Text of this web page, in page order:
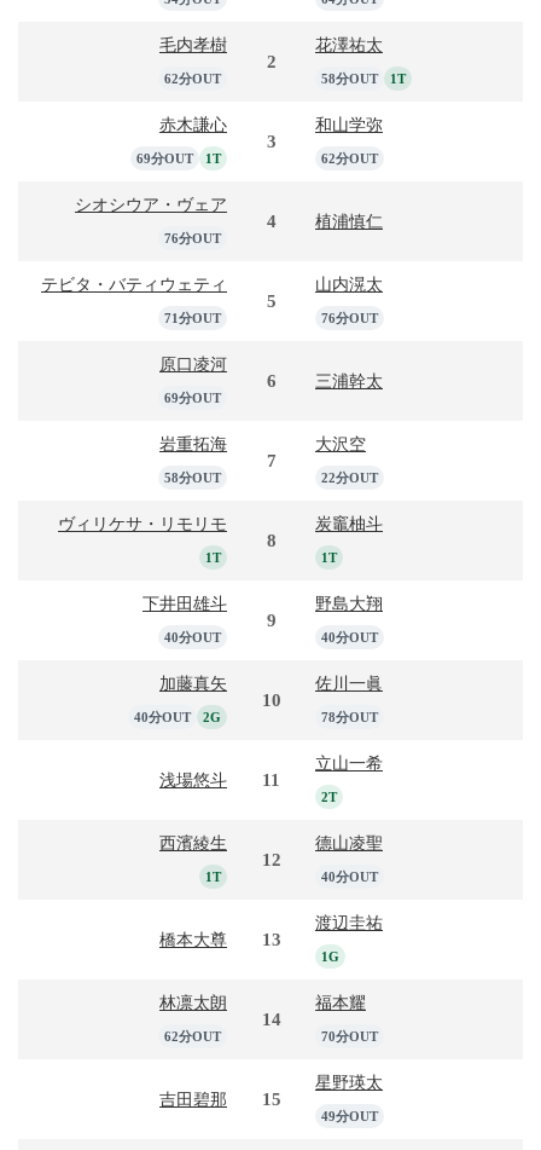
毛内孝樹
62分OUT
2
花澤祐太
58分OUT 1T
赤木謙心
69分OUT 1T
3
和山学弥
62分OUT
シオシウア・ヴェア
76分OUT
4 植浦慎仁
テビタ・バティウェティ
71分OUT
5
山内滉太
76分OUT
原口凌河
69分OUT
6 三浦幹太
岩重拓海
58分OUT
7
大沢空
22分OUT
ヴィリケサ・リモリモ
1T
8
炭竈柚斗
1T
下井田雄斗
40分OUT
9
野島大翔
40分OUT
加藤真矢
40分OUT 2G
10
佐川一眞
78分OUT
浅場悠斗 11
立山一希
2T
西濱綾生
1T
12
德山凌聖
40分OUT
橋本大尊 13
渡辺圭祐
1G
林凛太朗
62分OUT
14
福本耀
70分OUT
吉田碧那 15
星野瑛太
49分OUT